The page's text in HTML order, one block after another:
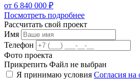
от 6 840 000 ₽
Посмотреть подробнее
Рассчитать свой проект
Имя
Телефон
Фото проекта
Прикрепить Файл не выбран
Я принимаю условия Согласия на